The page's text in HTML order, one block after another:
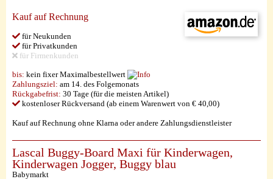
Kauf auf Rechnung
für Neukunden
für Privatkunden
für Firmenkunden
bis: kein fixer Maximalbestellwert
Zahlungsziel: am 14. des Folgemonats
Rückgabefrist: 30 Tage (für die meisten Artikel)
kostenloser Rückversand (ab einem Warenwert von € 40,00)
Kauf auf Rechnung ohne Klarna oder andere Zahlungsdienstleister
Lascal Buggy-Board Maxi für Kinderwagen,
Kinderwagen Jogger, Buggy blau
Babymarkt